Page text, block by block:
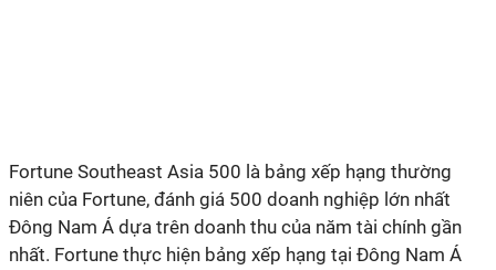
Fortune Southeast Asia 500 là bảng xếp hạng thường
niên của Fortune, đánh giá 500 doanh nghiệp lớn nhất
Đông Nam Á dựa trên doanh thu của năm tài chính gần
nhất. Fortune thực hiện bảng xếp hạng tại Đông Nam Á